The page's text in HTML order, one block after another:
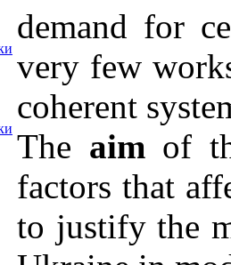
demand for
very few
coherent
The aimof
factors that
to justify the